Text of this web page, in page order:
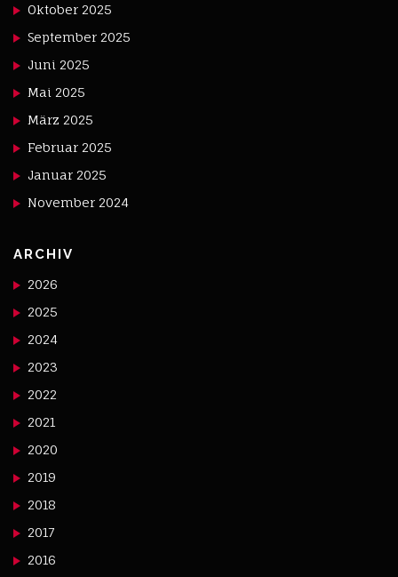
Oktober 2025
September 2025
Juni 2025
Mai 2025
März 2025
Februar 2025
Januar 2025
November 2024
ARCHIV
2026
2025
2024
2023
2022
2021
2020
2019
2018
2017
2016